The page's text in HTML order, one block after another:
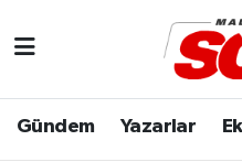
Gündem Yazarlar
Malatya Nöbetçi